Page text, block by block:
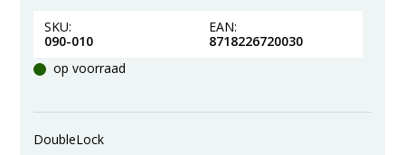
SKU:
090-010
EAN:
8718226720030
op voorraad
DoubleLock